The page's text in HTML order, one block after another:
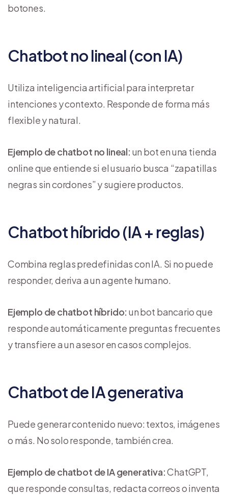
botones.
Chatbot no lineal (con IA)
Utiliza inteligencia artificial para interpretar
intenciones y contexto. Responde de forma más
flexible y natural.
Ejemplo de chatbot no lineal: un bot en una tienda
online que entiende si el usuario busca “zapatillas
negras sin cordones” y sugiere productos.
Chatbot híbrido (IA + reglas)
Combina reglas predefinidas con IA. Si no puede
responder, deriva a un agente humano.
Ejemplo de chatbot híbrido: un bot bancario que
responde automáticamente preguntas frecuentes
y transfiere a un asesor en casos complejos.
Chatbot de IA generativa
Puede generar contenido nuevo: textos, imágenes
o más. No solo responde, también crea.
Ejemplo de chatbot de IA generativa:ChatGPT,
que responde consultas, redacta correos o inventa